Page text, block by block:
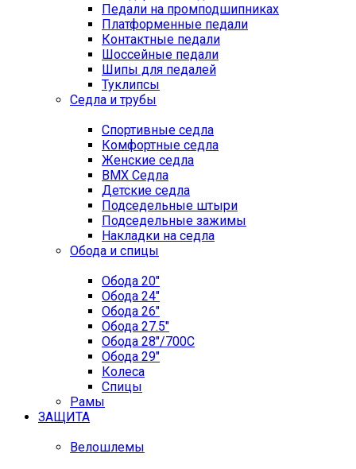
Педали на промподшипниках
Платформенные педали
Контактные педали
Шоссейные педали
Шипы для педалей
Туклипсы
Седла и трубы
Спортивные седла
Комфортные седла
Женские седла
BMX Седла
Детские седла
Подседельные штыри
Подседельные зажимы
Накладки на седла
Обода и спицы
Обода 20"
Обода 24"
Обода 26"
Обода 27.5"
Обода 28"/700C
Обода 29"
Колеса
Спицы
Рамы
ЗАЩИТА
Велошлемы